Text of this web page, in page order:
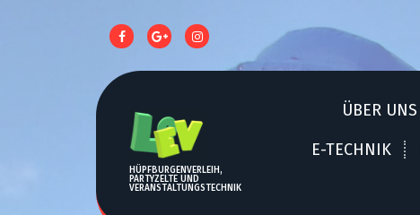
HÜPFBURGENVERLEIH,
PARTYZELTE UND
VERANSTALTUNGSTECHNIK
ÜBER UNS
E-TECHNIK